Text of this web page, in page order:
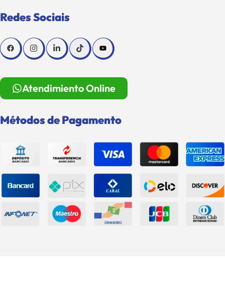
Redes Sociais
Atendimiento Online
Métodos de Pagamento